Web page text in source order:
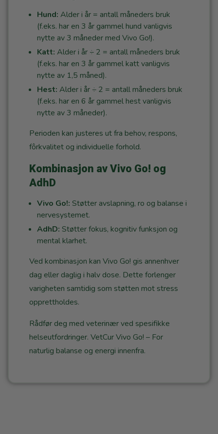
Hund: Alder i år = antall måneders bruk
(f.eks. har en 3 år gammel hund vanligvis
nytte av 3 måneder med Vivo Go!).
Katt: Alder i år ÷ 2 = antall måneders bruk
(f.eks. har en 3 år gammel katt vanligvis
nytte av 1,5 måned).
Hest: Alder i år ÷ 2 = antall måneders bruk
(f.eks. har en 6 år gammel hest vanligvis
nytte av 3 måneder).
Perioden kan justeres ut fra behov, respons,
fôrkvalitet og individuelle forhold.
Kombinasjon av Vivo Go! og
AdhD
Vivo Go!: Støtter avslapning, ro og balanse i
nervesystemet.
AdhD: Støtter fokus, kognitiv funksjon og
mental klarhet.
Ved kombinasjon kan Vivo Go! gis annenhver
dag eller daglig i halv dose. Dette forlenger
varigheten samtidig som støtten mot stress
opprettholdes.
Rådfør deg med veterinær ved spesifikke
helseutfordringer. VetCur Vivo Go! – For
naturlig balanse og energi innenfra.